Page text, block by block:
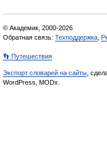
© Академик, 2000-2026
Обратная связь: Техподдержка
👣 Путешествия
Экспорт словарей на сайты ,
WordPress, MODx.